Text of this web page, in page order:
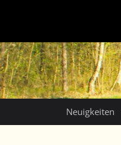
Neuigkeiten